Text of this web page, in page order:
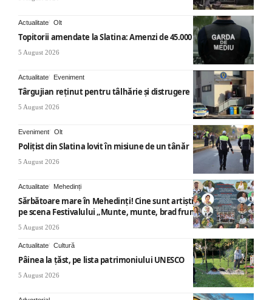
Actualitate Olt
Topitorii amendate la Slatina: Amenzi de 45.000 de lei
5 August 2026
Actualitate Eveniment
Târgujian reținut pentru tâlhărie și distrugere
5 August 2026
Eveniment Olt
Polițist din Slatina lovit în misiune de un tânăr
5 August 2026
Actualitate Mehedinți
Sărbătoare mare în Mehedinți! Cine sunt artiștii care vor urca
pe scena Festivalului „Munte, munte, brad frumos”
5 August 2026
Actualitate Cultură
Pâinea la țăst, pe lista patrimoniului UNESCO
5 August 2026